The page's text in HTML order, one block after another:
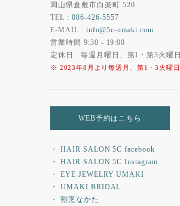
岡山県倉敷市白楽町 520
TEL : 086-426-5557
E-MAIL : info@5c-umaki.com
営業時間 9:30 - 19:00
定休日 : 毎週月曜日、第1・第3火曜日
※ 2023年8月より毎週月、第1・3火曜日
WEB予約はこちら
・ HAIR SALON 5C facebook
・ HAIR SALON 5C Instagram
・ EYE JEWELRY UMAKI
・ UMAKI BRIDAL
・ 割烹なかた